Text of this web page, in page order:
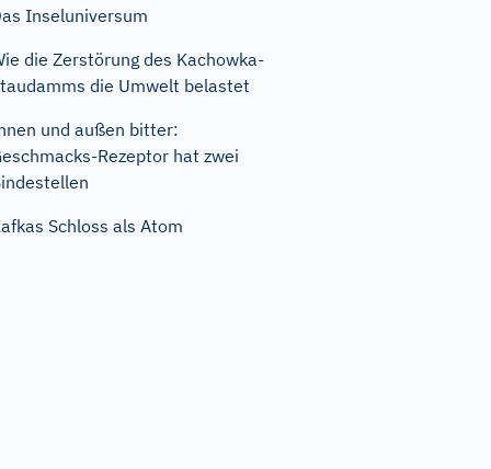
Inseluniversum
die Zerstörung des Kachowka-
die Umwelt belastet
und außen bitter:
Rezeptor hat zwei
Schloss als Atom